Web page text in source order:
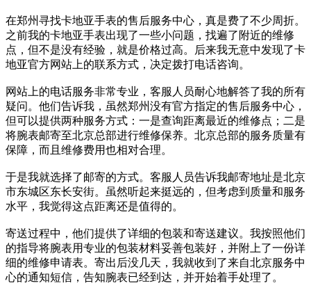
在郑州寻找卡地亚手表的售后服务中心，真是费了不少周折。
之前我的卡地亚手表出现了一些小问题，找遍了附近的维修
点，但不是没有经验，就是价格过高。后来我无意中发现了卡
地亚官方网站上的联系方式，决定拨打电话咨询。
网站上的电话服务非常专业，客服人员耐心地解答了我的所有
疑问。他们告诉我，虽然郑州没有官方指定的售后服务中心，
但可以提供两种服务方式：一是查询距离最近的维修点；二是
将腕表邮寄至北京总部进行维修保养。北京总部的服务质量有
保障，而且维修费用也相对合理。
于是我就选择了邮寄的方式。客服人员告诉我邮寄地址是北京
市东城区东长安街。虽然听起来挺远的，但考虑到质量和服务
水平，我觉得这点距离还是值得的。
寄送过程中，他们提供了详细的包装和寄送建议。我按照他们
的指导将腕表用专业的包装材料妥善包装好，并附上了一份详
细的维修申请表。寄出后没几天，我就收到了来自北京服务中
心的通知短信，告知腕表已经到达，并开始着手处理了。